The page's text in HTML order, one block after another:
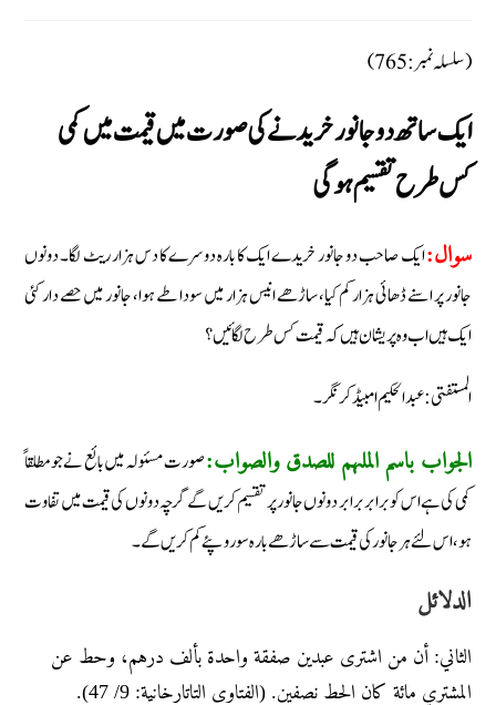
(سلسلہ نمبر: 765)
ایک ساتھ دو جانور خریدنے کی صورت میں قیمت میں کمی
کس طرح تقسیم ہوگی
سوال:ایک صاحب دو جانور خریدے ایک کا بارہ دوسرے کا دس ہزار ریٹ لگا۔ دونوں
جانور پر اسنے ڈھائی ہزار کم کیا، ساڑھے انیس ہزار میں سودا طے ہوا، جانور میں حصے دار کئی
ایک ہیں اب وہ پریشان ہیں کہ قیمت کس طرح لگائیں؟
المستفتی: عبد الحکیم امبیڈکر نگر۔
الجواب باسم الملہم للصدق والصواب:صورت مسئولہ میں بائع نے جو مطلقاً
کمی کی ہے اس کو برابر برابر دونوں جانور پر تقسیم کریں گے گرچہ دونوں کی قیمت میں تفاوت
ہو، اس لئے ہر جانور کی قیمت سے ساڑھے بارہ سو روپئے کم کریں گے۔
الدلائل
الثاني: أن من اشترى عبدين صفقة واحدة بألف درهم، وحط عن
المشتري مائة كان الحط نصفين. (الفتاوى التاتارخانية: 9/ 47).